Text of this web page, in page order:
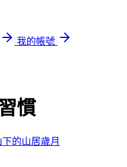
我的帳號
慣
下的山居歲月